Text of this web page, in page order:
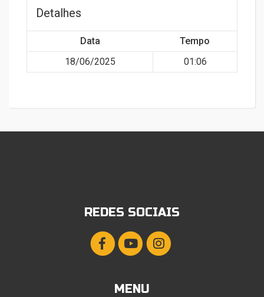
Detalhes
Data
Tempo
18/06/2025
01:06
REDES SOCIAIS
MENU